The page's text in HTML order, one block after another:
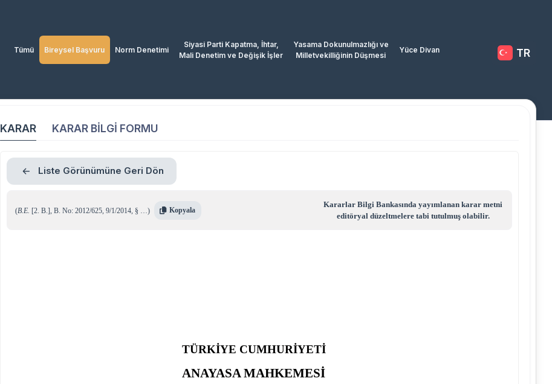
Tümü Bireysel Başvuru Norm Denetimi
Siyasi Parti Kapatma, İhtar,
Mali Denetim ve Değişik İşler
Yasama Dokunulmazlığı ve
Milletvekilliğinin Düşmesi
Yüce Divan TR
KARAR KARAR BİLGİ FORMU
Liste Görünümüne Geri Dön
(B.E. [2. B.], B. No: 2012/625, 9/1/2014, § …) Kopyala
Kararlar Bilgi Bankasında yayımlanan karar metni
editöryal düzeltmelere tabi tutulmuş olabilir.